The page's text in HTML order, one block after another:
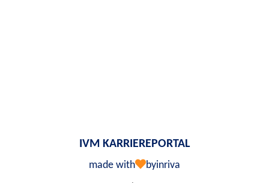
IVM KARRIEREPORTAL
made with byinriva